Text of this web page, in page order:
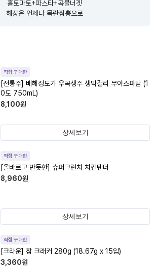
홀토마토+파스타+곡물너겟
해장은 언제나 목란짬뽕으로
직접 구매한
[전통주] 배혜정도가 우곡생주 생막걸리 무아스파탐 (1
0도 750mL)
8,100원
상세보기
직접 구매한
[올바르고 반듯한] 슈퍼크런치 치킨텐더
8,960원
상세보기
직접 구매한
[크라운] 참 크래커 280g (18.67g x 15입)
3,360원